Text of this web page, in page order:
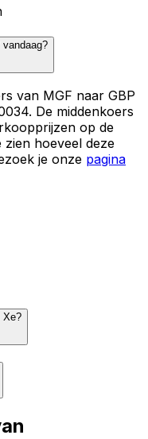
van MGF naar GBP
De middenkoers
op de
zien hoeveel deze
je onze pagina
Xe?